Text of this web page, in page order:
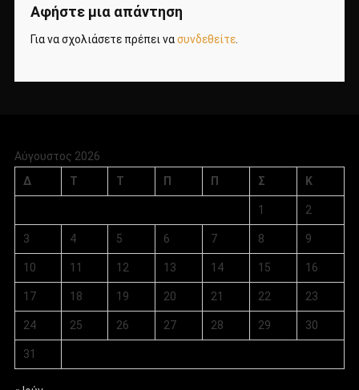
Αφήστε μια απάντηση
Για να σχολιάσετε πρέπει νασυνδεθείτε.
Αύγουστος 2026
Δ
Τ Τ Π Π Σ Κ
1 2
3 4 5 6 7 8 9
10 11 12 13 14 15 16
17 18 19 20 21 22 23
24 25 26 27 28 29 30
31